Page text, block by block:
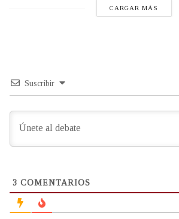
CARGAR MÁS
Suscribir
3 COMENTARIOS